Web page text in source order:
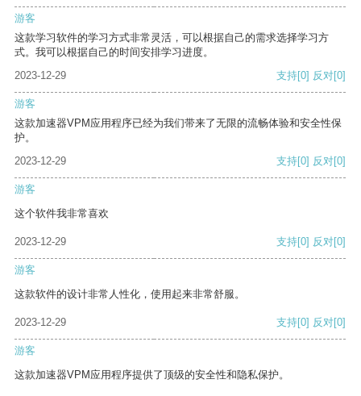
游客
这款学习软件的学习方式非常灵活，可以根据自己的需求选择学习方
式。我可以根据自己的时间安排学习进度。
2023-12-29
支持[0] 反对[0]
游客
这款加速器VPM应用程序已经为我们带来了无限的流畅体验和安全性保
护。
2023-12-29
支持[0] 反对[0]
游客
这个软件我非常喜欢
2023-12-29 支持[0] 反对[0]
游客
这款软件的设计非常人性化，使用起来非常舒服。
2023-12-29 支持[0] 反对[0]
游客
这款加速器VPM应用程序提供了顶级的安全性和隐私保护。